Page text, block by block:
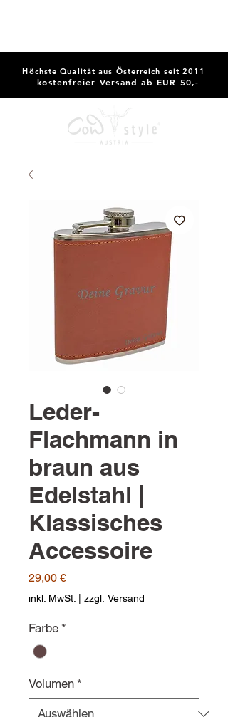
Höchste Qualität aus Österreich seit 2011
kostenfreier Versand ab EUR 50,-
Leder-
Flachmann in
braun aus
Edelstahl |
Klassisches
Accessoire
29,00 €Preis
inkl. MwSt. zzgl. Versand
Farbe *
Volumen *